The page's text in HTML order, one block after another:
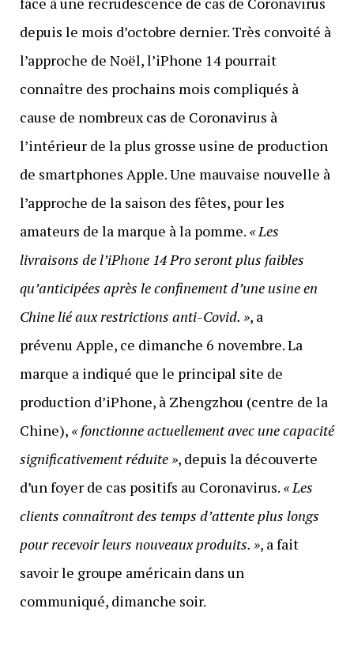
depuis le mois d’octobre dernier. Très convoité à
l’approche de Noël, l’iPhone 14 pourrait
connaître des prochains mois compliqués à
cause de nombreux cas de Coronavirus à
l’intérieur de la plus grosse usine de production
de smartphones Apple. Une mauvaise nouvelle à
l’approche de la saison des fêtes, pour les
amateurs de la marque à la pomme. «Les
livraisons de l’iPhone 14 Pro seront plus faibles
qu’anticipées après le confinement d’une usine en
Chine lié aux restrictions anti-Covid. », a
prévenu Apple, ce dimanche 6 novembre. La
marque a indiqué que le principal site de
production d’iPhone, à Zhengzhou (centre de la
Chine), « fonctionne actuellement avec une capacité
significativement réduite », depuis la découverte
d’un foyer de cas positifs au Coronavirus. « Les
clients connaîtront des temps d’attente plus longs
pour recevoir leurs nouveaux produits. », a fait
savoir le groupe américain dans un
communiqué, dimanche soir.